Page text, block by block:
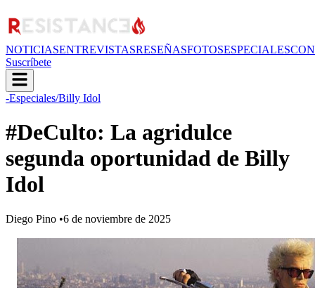
NOTICIASENTREVISTASRESEÑASFOTOSESPECIALES
Suscríbete
-Especiales/Billy Idol
#DeCulto: La agridulce
segunda oportunidad de Billy
Idol
Diego Pino •6 de noviembre de 2025